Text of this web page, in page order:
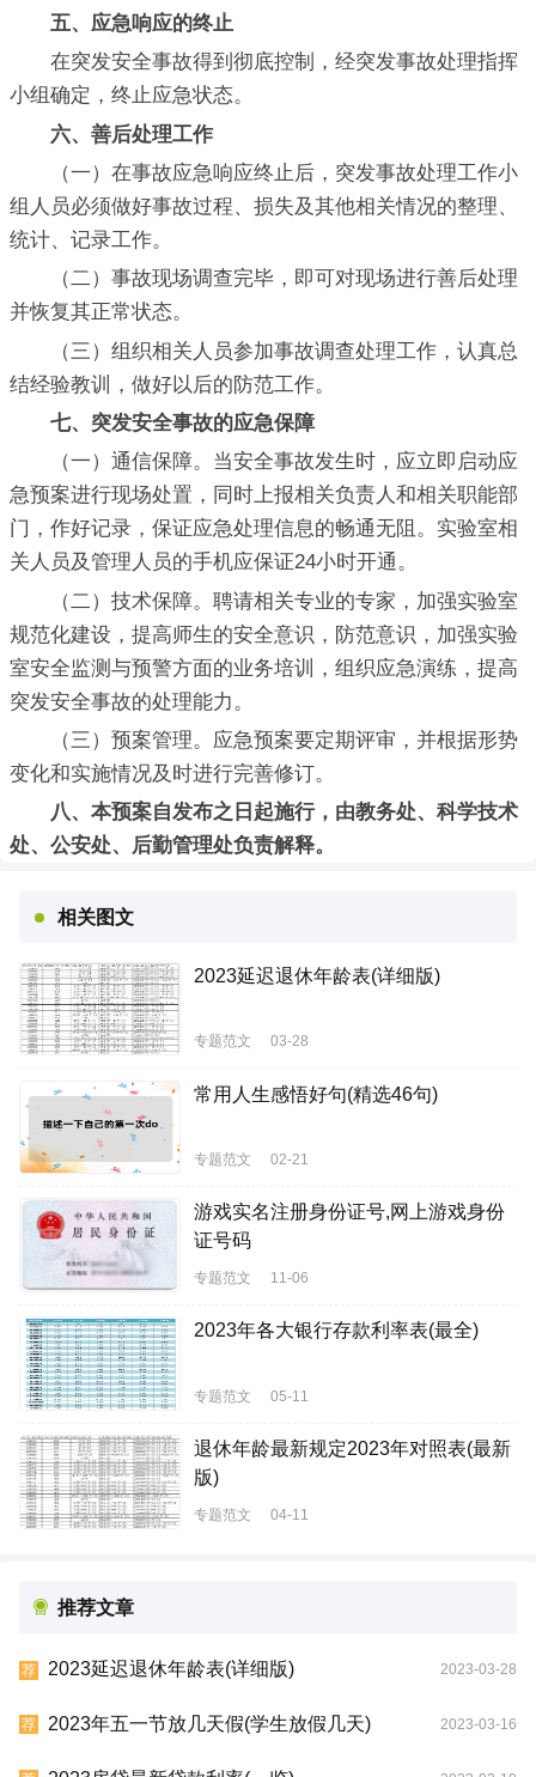
五、应急响应的终止
在突发安全事故得到彻底控制，经突发事故处理指挥
小组确定，终止应急状态。
六、善后处理工作
（一）在事故应急响应终止后，突发事故处理工作小
组人员必须做好事故过程、损失及其他相关情况的整理、
统计、记录工作。
（二）事故现场调查完毕，即可对现场进行善后处理
并恢复其正常状态。
（三）组织相关人员参加事故调查处理工作，认真总
结经验教训，做好以后的防范工作。
七、突发安全事故的应急保障
（一）通信保障。当安全事故发生时，应立即启动应
急预案进行现场处置，同时上报相关负责人和相关职能部
门，作好记录，保证应急处理信息的畅通无阻。实验室相
关人员及管理人员的手机应保证24小时开通。
（二）技术保障。聘请相关专业的专家，加强实验室
规范化建设，提高师生的安全意识，防范意识，加强实验
室安全监测与预警方面的业务培训，组织应急演练，提高
突发安全事故的处理能力。
（三）预案管理。应急预案要定期评审，并根据形势
变化和实施情况及时进行完善修订。
八、本预案自发布之日起施行，由教务处、科学技术
处、公安处、后勤管理处负责解释。
相关图文
2023延迟退休年龄表(详细版)
专题范文 03-28
常用人生感悟好句(精选46句)
专题范文 02-21
游戏实名注册身份证号,网上游戏身份
证号码
专题范文 11-06
2023年各大银行存款利率表(最全)
专题范文 05-11
退休年龄最新规定2023年对照表(最新
版)
专题范文 04-11
推荐文章
荐 2023延迟退休年龄表(详细版) 2023-03-28
荐 2023年五一节放几天假(学生放假几天) 2023-03-16